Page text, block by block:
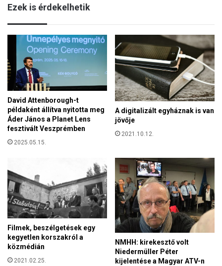
b
a
n
r
i
g
y
e
m
e
z
t
:
a
z
e
-
r
o
l
Ezek is érdekelhetik
David Attenborough-t
példaként állítva nyitotta meg
Áder János a Planet Lens
fesztivált Veszprémben
2025.05.15.
A digitalizált egyháznak is van
jövője
2021.10.12.
Filmek, beszélgetések egy
kegyetlen korszakról a
közmédián
2021.02.25.
NMHH: kirekesztő volt
Niedermüller Péter
kijelentése a Magyar ATV-n